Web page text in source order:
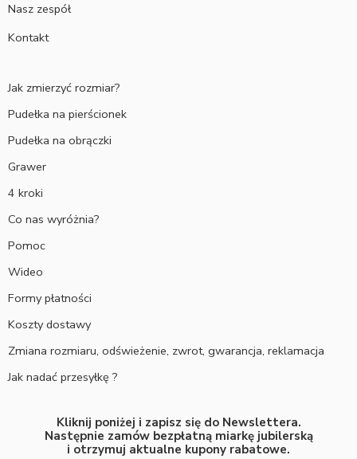
Nasz zespół
Kontakt
Jak zmierzyć rozmiar?
Pudełka na pierścionek
Pudełka na obrączki
Grawer
4 kroki
Co nas wyróżnia?
Pomoc
Wideo
Formy płatności
Koszty dostawy
Zmiana rozmiaru, odświeżenie, zwrot, gwarancja, reklamacja
Jak nadać przesyłkę ?
Kliknij poniżej i zapisz się do Newslettera.
Następnie zamów bezpłatną miarkę jubilerską
i otrzymuj aktualne kupony rabatowe.